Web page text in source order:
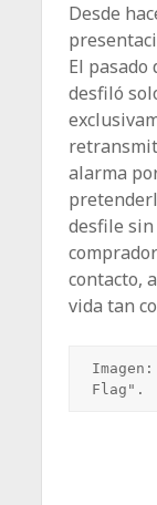
Desde
El
desfiló
alarma
desfile
contacto,
vida tan
Flag".